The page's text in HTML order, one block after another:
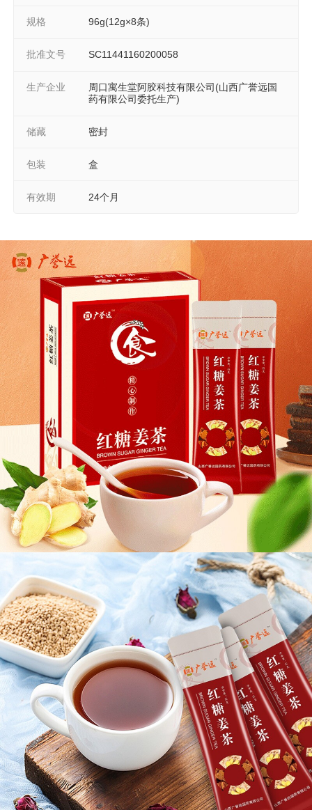
规格 96g(12g×8条)
批准文号 SC11441160200058
生产企业
周口寓生堂阿胶科技有限公司(山西广誉远国
药有限公司委托生产)
储藏 密封
包装 盒
有效期 24个月